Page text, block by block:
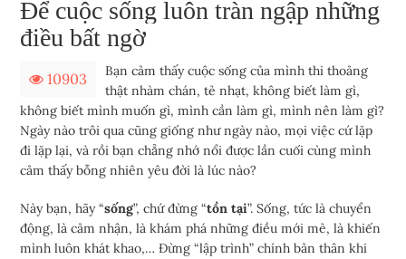
Để cuộc sống luôn tràn ngập những
điều bất ngờ
10903
Bạn cảm thấy cuộc sống của mình thi thoảng
thật nhàm chán, tẻ nhạt, không biết làm gì,
không biết mình muốn gì, mình cần làm gì, mình nên làm gì?
Ngày nào trôi qua cũng giống như ngày nào, mọi việc cứ lặp
đi lặp lại, và rồi bạn chẳng nhớ nổi được lần cuối cùng mình
cảm thấy bỗng nhiên yêu đời là lúc nào?
Này bạn, hãy “sống”, chứ đừng “tồn tại”. Sống, tức là chuyển
động, là cảm nhận, là khám phá những điều mới mẻ, là khiến
mình luôn khát khao,… Đừng “lập trình” chính bản thân khi